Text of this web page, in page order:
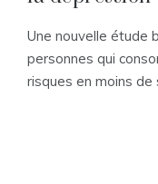
Une nouvelle étude
personnes qui
risques en moins